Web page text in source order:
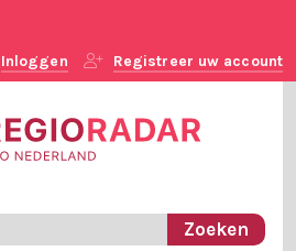
Inloggen Registreer uw account